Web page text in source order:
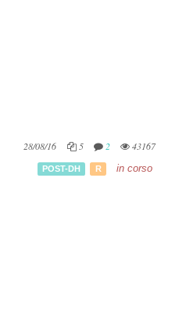
28/08/16 5 2 43167
POST-DH R in corso